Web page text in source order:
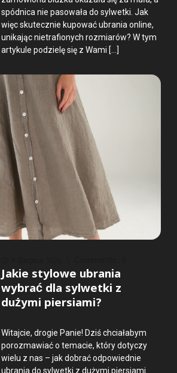
spódnica nie pasowała do sylwetki. Jak
więc skutecznie kupować ubrania online,
unikając nietrafionych rozmiarów? W tym
artykule podzielę się z Wami […]
Jakie stylowe ubrania
wybrać dla sylwetki z
dużymi piersiami?
Witajcie, drogie Panie! Dziś chciałabym
porozmawiać o temacie, który dotyczy
wielu z nas – jak dobrać odpowiednie
ubrania do sylwetki z dużymi piersiami.